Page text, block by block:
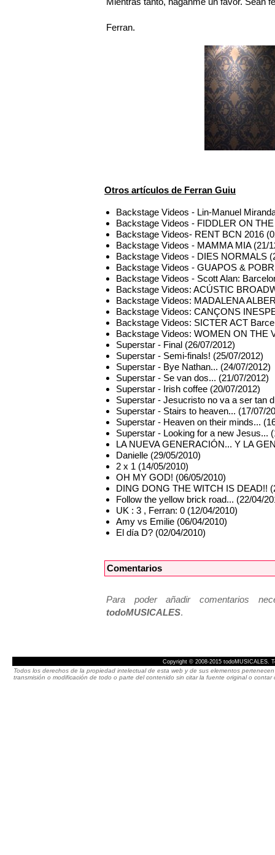
Ferran.
Otros artículos de Ferran Guiu
Backstage Videos - Lin-Manuel
Backstage Videos - FIDDLER ON
Backstage Videos- RENT BCN 2016
Backstage Videos - MAMMA MIA (21/
Backstage Videos - DIES NORMALS
Backstage Videos - GUAPOS &
Backstage Videos - Scott Alan:
Backstage Videos: ACÚSTIC
Backstage Videos: MADALENA
Backstage Videos: CANÇONS
Backstage Videos: SICTER ACT
Backstage Videos: WOMEN ON THE
Superstar - Final (26/07/2012)
Superstar - Semi-finals! (25/07/2012)
Superstar - Bye Nathan... (24/07/2012)
Superstar - Se van dos... (21/07/2012)
Superstar - Irish coffee (20/07/2012)
Superstar - Jesucristo no va a ser tan
Superstar - Stairs to heaven... (17/07/
Superstar - Heaven on their minds...
Superstar - Looking for a new Jesus...
LA NUEVA GENERACIÓN... Y LA
Danielle (29/05/2010)
2 x 1 (14/05/2010)
OH MY GOD! (06/05/2010)
DING DONG THE WITCH IS DEAD!!
Follow the yellow brick road... (22/04/
UK : 3 , Ferran: 0 (12/04/2010)
Amy vs Emilie (06/04/2010)
El día D? (02/04/2010)
Comentarios
Para poder añadir comentarios
todoMUSICALES.
Copyright © 2008-2015 todoMUSICALES.
Todos los derechos de la propiedad intelectual de esta web y de sus elementos
transmisión o modificación de todo o parte del contenido sin citar la fuente original o